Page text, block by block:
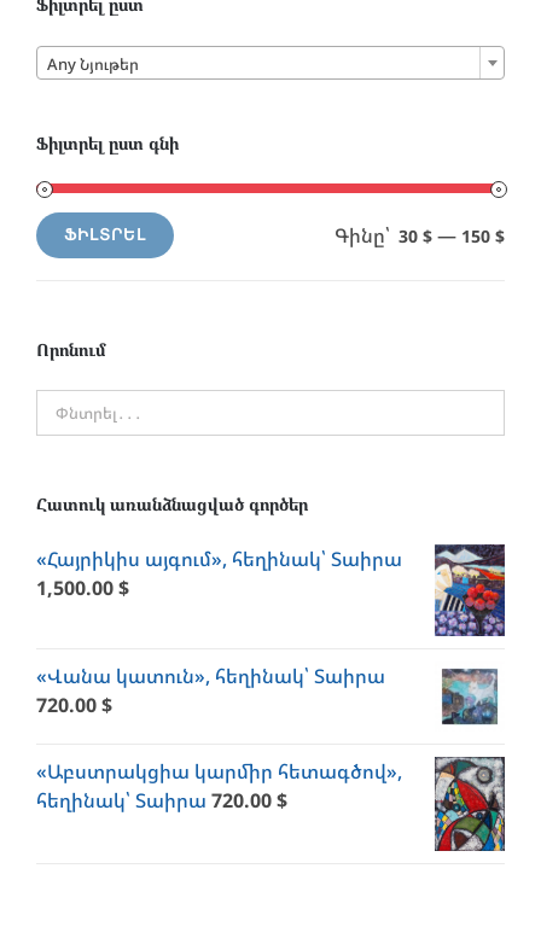
Any Նյութեր
Ֆիլտրել ըստ գնի
Min
MaxՖԻԼՏՐԵԼ Գինը՝ 30 $ — 150 $
Որոնում
Հատուկ առանձնացված գործեր
«Հայրիկիս այգում», հեղինակ՝ Տաիրա
1,500.00$
«Վանա կատուն», հեղինակ՝ Տաիրա
720.00$
«Աբստրակցիա կարմիր հետագծով»,
հեղինակ՝ Տաիրա 720.00$